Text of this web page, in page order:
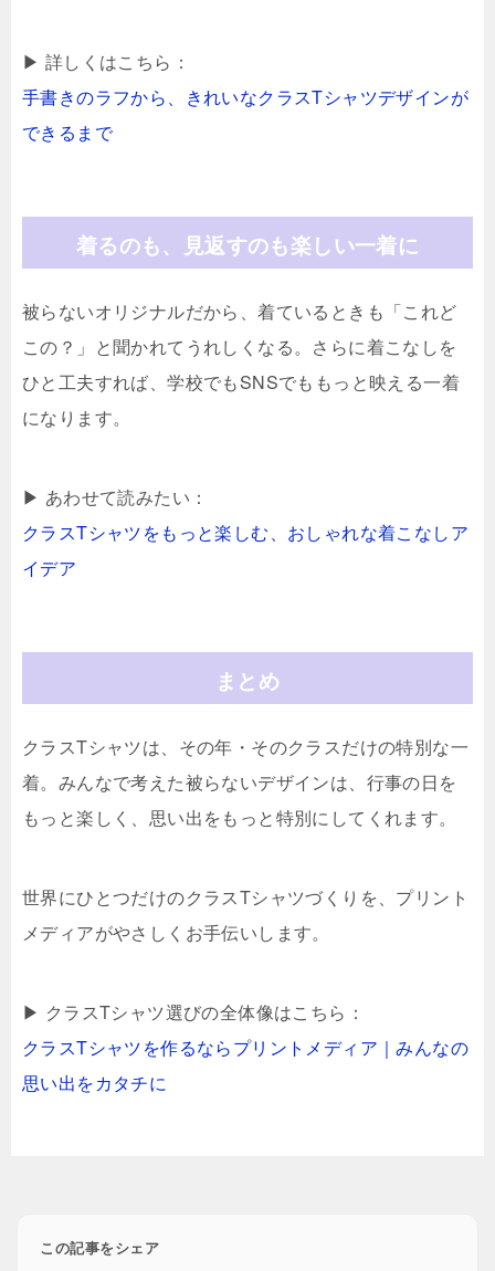
▶ 詳しくはこちら：
手書きのラフから、きれいなクラスTシャツデザインが
できるまで
着るのも、見返すのも楽しい一着に
被らないオリジナルだから、着ているときも「これど
この？」と聞かれてうれしくなる。さらに着こなしを
ひと工夫すれば、学校でもSNSでももっと映える一着
になります。
▶ あわせて読みたい：
クラスTシャツをもっと楽しむ、おしゃれな着こなしア
イデア
まとめ
クラスTシャツは、その年・そのクラスだけの特別な一
着。みんなで考えた被らないデザインは、行事の日を
もっと楽しく、思い出をもっと特別にしてくれます。
世界にひとつだけのクラスTシャツづくりを、プリント
メディアがやさしくお手伝いします。
▶ クラスTシャツ選びの全体像はこちら：
クラスTシャツを作るならプリントメディア｜みんなの
思い出をカタチに
この記事をシェア